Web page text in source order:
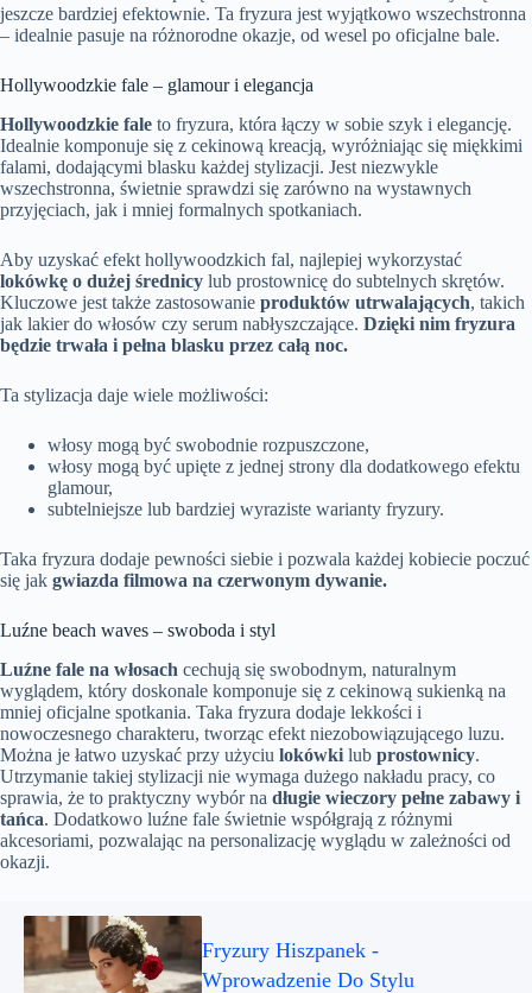
jeszcze bardziej efektownie. Ta fryzura jest wyjątkowo wszechstronna
– idealnie pasuje na różnorodne okazje, od wesel po oficjalne bale.
Hollywoodzkie fale – glamour i elegancja
Hollywoodzkie fale to fryzura, która łączy w sobie szyk i elegancję.
Idealnie komponuje się z cekinową kreacją, wyróżniając się miękkimi
falami, dodającymi blasku każdej stylizacji. Jest niezwykle
wszechstronna, świetnie sprawdzi się zarówno na wystawnych
przyjęciach, jak i mniej formalnych spotkaniach.
Aby uzyskać efekt hollywoodzkich fal, najlepiej wykorzystać
lokówkę o dużej średnicy lub prostownicę do subtelnych skrętów.
Kluczowe jest także zastosowanie produktów utrwalających, takich
jak lakier do włosów czy serum nabłyszczające. Dzięki nim fryzura
będzie trwała i pełna blasku przez całą noc.
Ta stylizacja daje wiele możliwości:
włosy mogą być swobodnie rozpuszczone,
włosy mogą być upięte z jednej strony dla dodatkowego efektu
glamour,
subtelniejsze lub bardziej wyraziste warianty fryzury.
Taka fryzura dodaje pewności siebie i pozwala każdej kobiecie poczuć
się jak gwiazda filmowa na czerwonym dywanie.
Luźne beach waves – swoboda i styl
Luźne fale na włosach cechują się swobodnym, naturalnym
wyglądem, który doskonale komponuje się z cekinową sukienką na
mniej oficjalne spotkania. Taka fryzura dodaje lekkości i
nowoczesnego charakteru, tworząc efekt niezobowiązującego luzu.
Można je łatwo uzyskać przy użyciu lokówki lub prostownicy.
Utrzymanie takiej stylizacji nie wymaga dużego nakładu pracy, co
sprawia, że to praktyczny wybór na długie wieczory pełne zabawy i
tańca. Dodatkowo luźne fale świetnie współgrają z różnymi
akcesoriami, pozwalając na personalizację wyglądu w zależności od
okazji.
Fryzury Hiszpanek -
Wprowadzenie Do Stylu